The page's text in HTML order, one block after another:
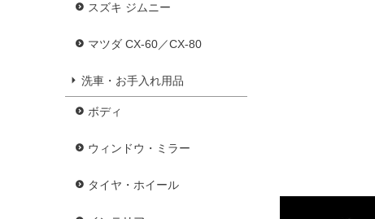
スズキ ジムニー
マツダ CX-60／CX-80
洗車・お手入れ用品
ボディ
ウィンドウ・ミラー
タイヤ・ホイール